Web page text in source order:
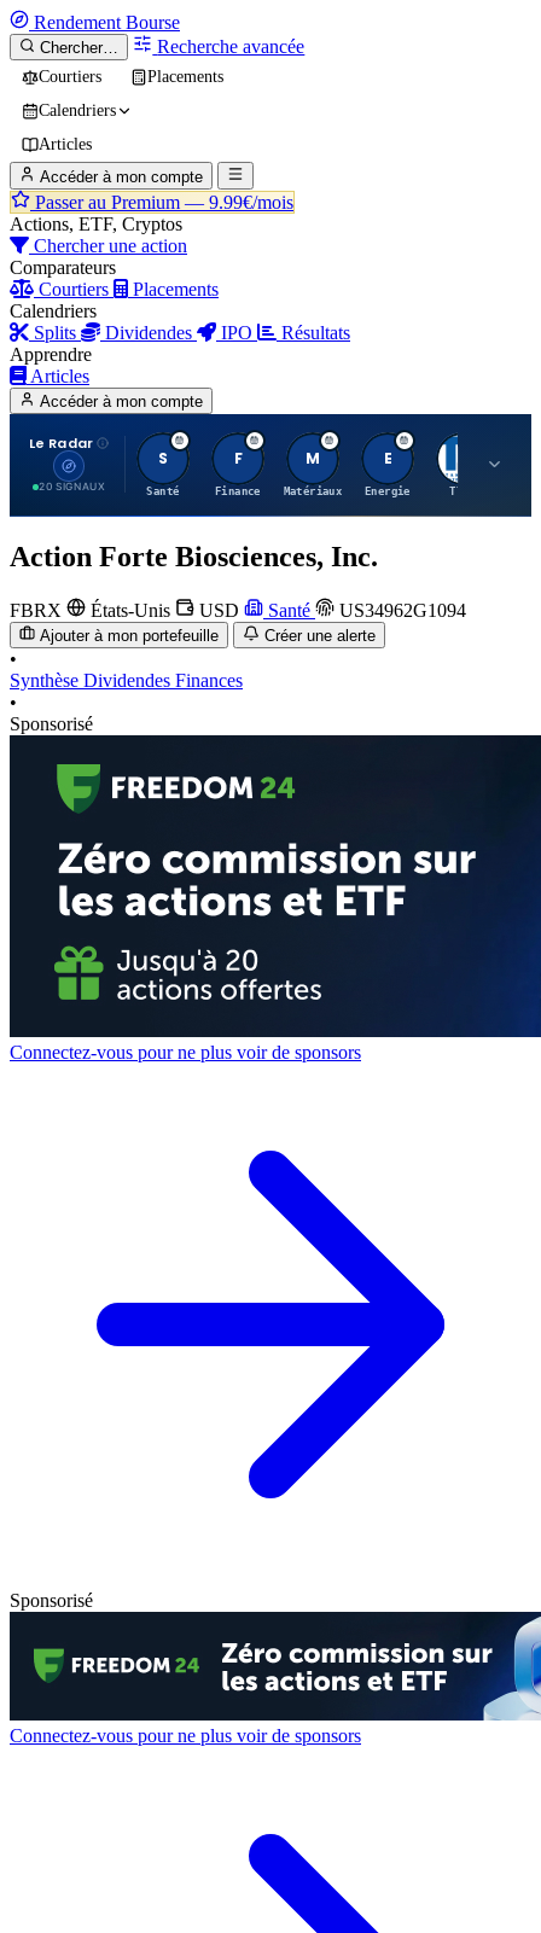
Rendement Bourse
Chercher… Recherche avancée
Courtiers
Placements
Calendriers
Articles
Accéder à mon compte
Passer au Premium — 9.99€/mois
Actions, ETF, Cryptos
Chercher une action
Comparateurs
Courtiers
Placements
Calendriers
Splits
Dividendes IPO
Résultats
Apprendre
Articles
Accéder à mon compte
Le Radar
20 SIGNAUX
S
Santé
F
Finance
M
Matériaux
E
Energie TTWO
Action Forte Biosciences, Inc.
FBRX États-Unis USD Santé US34962G1094
Ajouter à mon portefeuille Créer une alerte
•
Synthèse Dividendes Finances
•
Sponsorisé
Connectez-vous pour ne plus voir de sponsors
Sponsorisé
Connectez-vous pour ne plus voir de sponsors